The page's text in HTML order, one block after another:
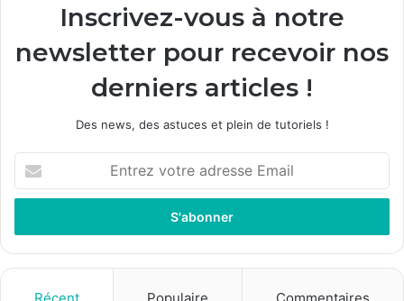
Inscrivez-vous à notre
newsletter pour recevoir nos
derniers articles !
Des news, des astuces et plein de tutoriels !
t
e
z